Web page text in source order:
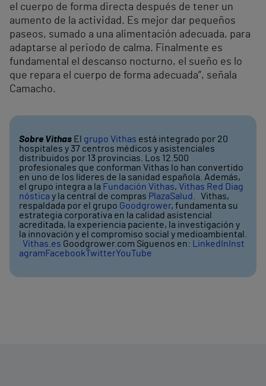
el cuerpo de forma directa después de tener un
aumento de la actividad. Es mejor dar pequeños
paseos, sumado a una alimentación adecuada, para
adaptarse al periodo de calma. Finalmente es
fundamental el descanso nocturno, el sueño es lo
que repara el cuerpo de forma adecuada”, señala
Camacho.
Sobre Vithas El grupo Vithas está integrado por 20
hospitales y 37 centros médicos y asistenciales
distribuidos por 13 provincias. Los 12.500
profesionales que conforman Vithas lo han convertido
en uno de los líderes de la sanidad española. Además,
el grupo integra a la Fundación Vithas, Vithas Red Diag
nóstica y la central de compras PlazaSalud
. Vithas,
respaldada por el grupo Goodgrower, fundamenta su
estrategia corporativa en la calidad asistencial
acreditada, la experiencia paciente, la investigación y
la innovación y el compromiso social y medioambiental.
Vithas.es Goodgrower.com Síguenos en: LinkedIn Inst
agramFacebookTwitterYouTube